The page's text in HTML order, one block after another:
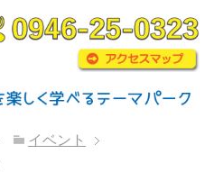
イベント